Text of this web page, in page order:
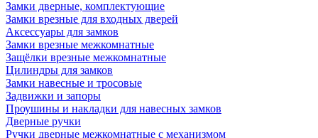
Замки дверные, комплектующие
Замки врезные для входных дверей
Аксессуары для замков
Замки врезные межкомнатные
Защёлки врезные межкомнатные
Цилиндры для замков
Замки навесные и тросовые
Задвижки и запоры
Проушины и накладки для навесных замков
Дверные ручки
Ручки дверные межкомнатные с механизмом